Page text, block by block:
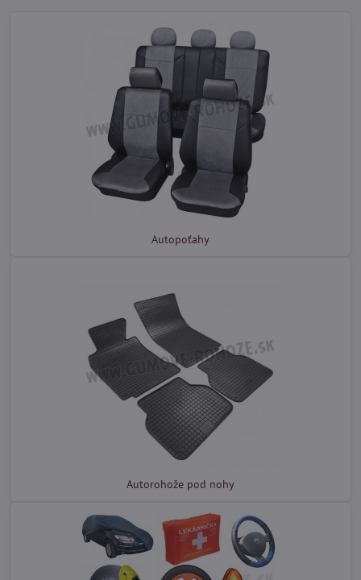
Autopoťahy
Autorohože pod nohy